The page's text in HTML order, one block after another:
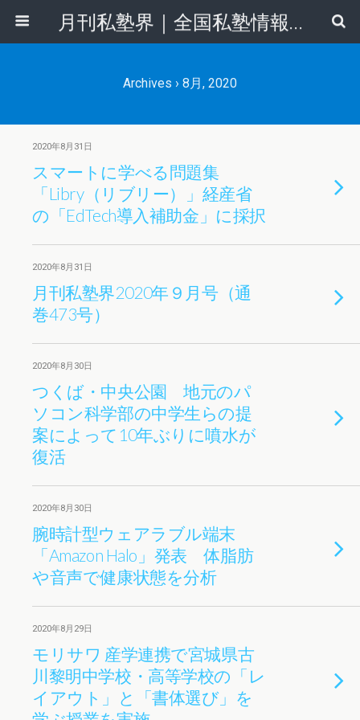
月刊私塾界｜全国私塾情報センター
Archives › 8月, 2020
2020年8月31日
スマートに学べる問題集
「Libry（リブリー）」経産省
の「EdTech導入補助金」に採択
2020年8月31日
月刊私塾界2020年９月号（通
巻473号）
2020年8月30日
つくば・中央公園 地元のパ
ソコン科学部の中学生らの提
案によって10年ぶりに噴水が
復活
2020年8月30日
腕時計型ウェアラブル端末
「Amazon Halo」発表 体脂肪
や音声で健康状態を分析
2020年8月29日
モリサワ 産学連携で宮城県古
川黎明中学校・高等学校の「レ
イアウト」と「書体選び」を